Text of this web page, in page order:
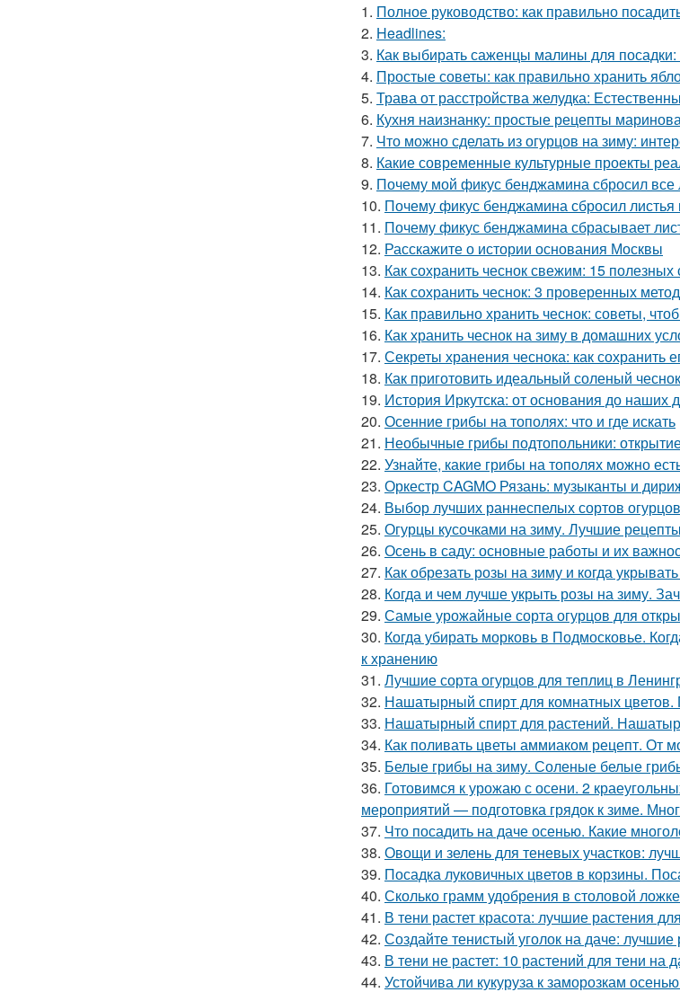
1. Полное руководство: как правильно
2. Headlines:
3. Как выбирать саженцы малины для
4. Простые советы: как правильно хранить
5. Трава от расстройства желудка:
6. Кухня наизнанку: простые рецепты
7. Что можно сделать из огурцов на зиму:
8. Какие современные культурные проекты
9. Почему мой фикус бенджамина сбросил все
10. Почему фикус бенджамина сбросил листья
11. Почему фикус бенджамина сбрасывает
12. Расскажите о истории основания Москвы
13. Как сохранить чеснок свежим: 15 полезных
14. Как сохранить чеснок: 3 проверенных
15. Как правильно хранить чеснок: советы,
16. Как хранить чеснок на зиму в домашних
17. Секреты хранения чеснока: как сохранить
18. Как приготовить идеальный соленый
19. История Иркутска: от основания до наших
20. Осенние грибы на тополях: что и где искать
21. Необычные грибы подтопольники:
22. Узнайте, какие грибы на тополях можно
23. Оркестр CAGMO Рязань: музыканты и
24. Выбор лучших раннеспелых сортов
25. Огурцы кусочками на зиму. Лучшие
26. Осень в саду: основные работы и их
27. Как обрезать розы на зиму и когда
28. Когда и чем лучше укрыть розы на зиму.
29. Самые урожайные сорта огурцов для
30. Когда убирать морковь в Подмосковье.
к хранению
31. Лучшие сорта огурцов для теплиц в
32. Нашатырный спирт для комнатных
33. Нашатырный спирт для растений.
34. Как поливать цветы аммиаком рецепт. От
35. Белые грибы на зиму. Соленые белые
36. Готовимся к урожаю с осени. 2
мероприятий — подготовка грядок к зиме.
37. Что посадить на даче осенью. Какие
38. Овощи и зелень для теневых участков:
39. Посадка луковичных цветов в корзины.
40. Сколько грамм удобрения в столовой
41. В тени растет красота: лучшие растения
42. Создайте тенистый уголок на даче: лучшие
43. В тени не растет: 10 растений для тени на
44. Устойчива ли кукуруза к заморозкам